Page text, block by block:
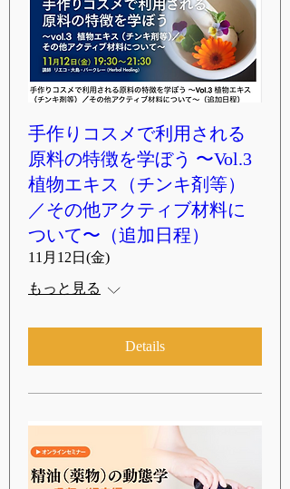
手作りコスメで利用される
原料の特徴を学ぼう 〜Vol.3
植物エキス（チンキ剤等）
／その他アクティブ材料に
ついて〜（追加日程）
11月12日(金)
もっと見る
Details